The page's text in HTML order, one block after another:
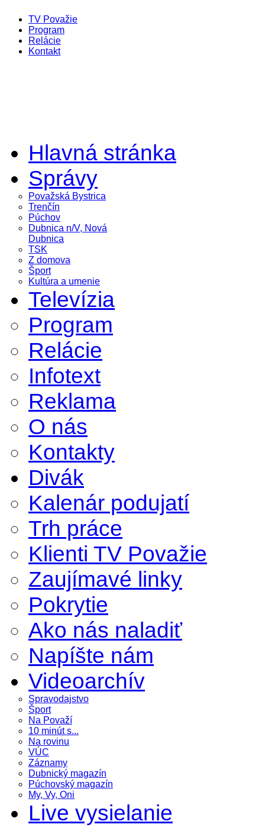
TV Považie
Program
Relácie
Kontakt
Hlavná stránka
Správy
Považská Bystrica
Trenčín
Púchov
Dubnica n/V, Nová
Dubnica
TSK
Z domova
Šport
Kultúra a umenie
Televízia
Program
Relácie
Infotext
Reklama
O nás
Kontakty
Divák
Kalenár podujatí
Trh práce
Klienti TV Považie
Zaujímavé linky
Pokrytie
Ako nás naladiť
Napíšte nám
Videoarchív
Spravodajstvo
Šport
Na Považí
10 minút s...
Na rovinu
VÚC
Záznamy
Dubnický magazín
Púchovský magazín
My, Vy, Oni
Live vysielanie